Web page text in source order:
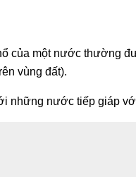
của một nước thường
vùng đất).
những nước tiếp giáp